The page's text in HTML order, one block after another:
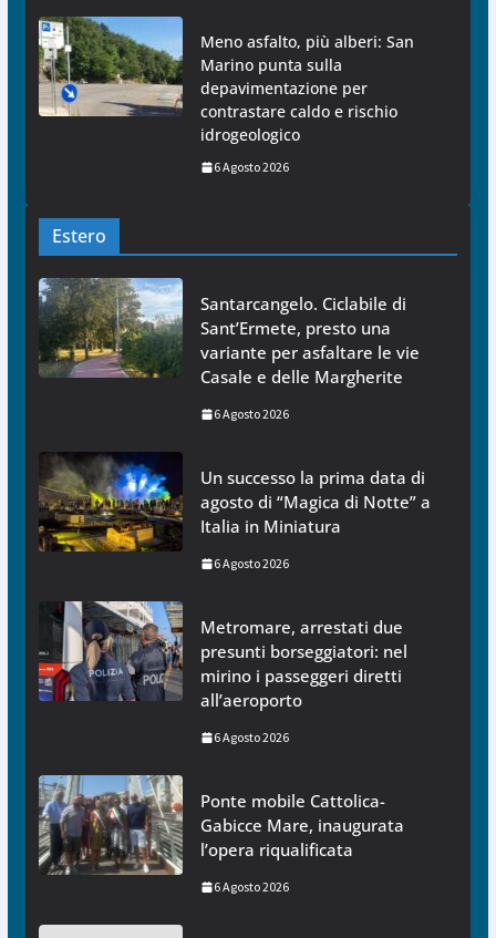
Meno asfalto, più alberi: San
Marino punta sulla
depavimentazione per
contrastare caldo e rischio
idrogeologico
6 Agosto 2026
Estero
Santarcangelo. Ciclabile di
Sant’Ermete, presto una
variante per asfaltare le vie
Casale e delle Margherite
6 Agosto 2026
Un successo la prima data di
agosto di “Magica di Notte” a
Italia in Miniatura
6 Agosto 2026
Metromare, arrestati due
presunti borseggiatori: nel
mirino i passeggeri diretti
all’aeroporto
6 Agosto 2026
Ponte mobile Cattolica-
Gabicce Mare, inaugurata
l’opera riqualificata
6 Agosto 2026